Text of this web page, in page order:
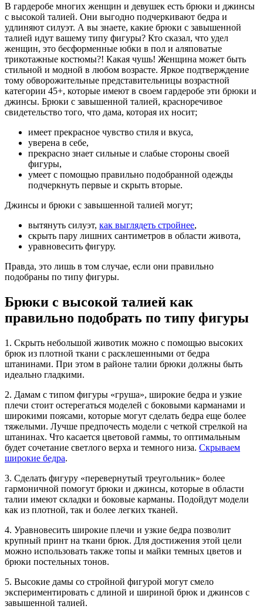
В гардеробе многих женщин и девушек есть брюки и джинсы
с высокой талией. Они выгодно подчеркивают бедра и
удлиняют силуэт. А вы знаете, какие брюки с завышенной
талией идут вашему типу фигуры? Кто сказал, что удел
женщин, это бесформенные юбки в пол и аляповатые
трикотажные костюмы?! Какая чушь! Женщина может быть
стильной и модной в любом возрасте. Яркое подтверждение
тому обворожительные представительницы возрастной
категории 45+, которые имеют в своем гардеробе эти брюки и
джинсы. Брюки с завышенной талией, красноречивое
свидетельство того, что дама, которая их носит;
имеет прекрасное чувство стиля и вкуса,
уверена в себе,
прекрасно знает сильные и слабые стороны своей
фигуры,
умеет с помощью правильно подобранной одежды
подчеркнуть первые и скрыть вторые.
Джинсы и брюки с завышенной талией могут;
вытянуть силуэт, как выглядеть стройнее,
скрыть пару лишних сантиметров в области живота,
уравновесить фигуру.
Правда, это лишь в том случае, если они правильно
подобраны по типу фигуры.
Брюки с высокой талией как
правильно подобрать по типу фигуры
1. Скрыть небольшой животик можно с помощью высоких
брюк из плотной ткани с расклешенными от бедра
штанинами. При этом в районе талии брюки должны быть
идеально гладкими.
2. Дамам с типом фигуры «груша», широкие бедра и узкие
плечи стоит остерегаться моделей с боковыми карманами и
широкими поясами, которые могут сделать бедра еще более
тяжелыми. Лучше предпочесть модели с четкой стрелкой на
штанинах. Что касается цветовой гаммы, то оптимальным
будет сочетание светлого верха и темного низа. Скрываем
широкие бедра.
3. Сделать фигуру «перевернутый треугольник» более
гармоничной помогут брюки и джинсы, которые в области
талии имеют складки и боковые карманы. Подойдут модели
как из плотной, так и более легких тканей.
4. Уравновесить широкие плечи и узкие бедра позволит
крупный принт на ткани брюк. Для достижения этой цели
можно использовать также топы и майки темных цветов и
брюки постельных тонов.
5. Высокие дамы со стройной фигурой могут смело
экспериментировать с длиной и шириной брюк и джинсов с
завышенной талией.